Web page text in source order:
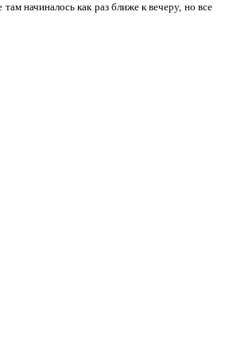
начиналось как раз ближе к вечеру, но все